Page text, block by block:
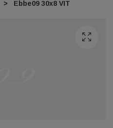
Ebbe09 30x8 VIT